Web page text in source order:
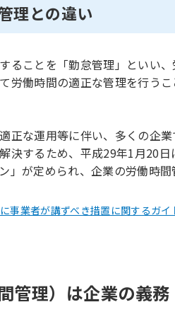
理との違い
ることを「勤怠管理」といい
労働時間の適正な管理を行う
正な運用等に伴い、多くの企
決するため、平成29年1月20
」が定められ、企業の労働時間
事業者が講ずべき措置に関するガ
管理）は企業の義務